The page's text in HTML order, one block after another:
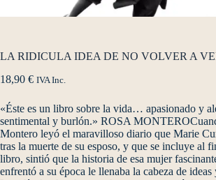
LA RIDICULA IDEA DE NO VOLVER A
18,90 € IVA Inc.
«Éste es un libro sobre la vida… apasionado y
sentimental y burlón.» ROSA
Montero leyó el maravilloso diario que Marie
tras la muerte de su esposo, y que se incluye al
libro, sintió que la historia de esa mujer
enfrentó a su época le llenaba la cabeza de ideas